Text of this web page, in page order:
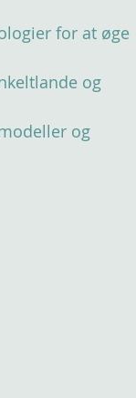
for at øge
og
og